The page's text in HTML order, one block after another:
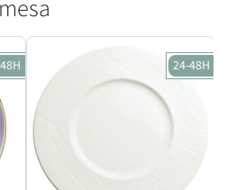
24-48H